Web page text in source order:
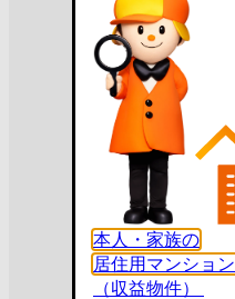
本人・家族の
居住用マンション
（収益物件）